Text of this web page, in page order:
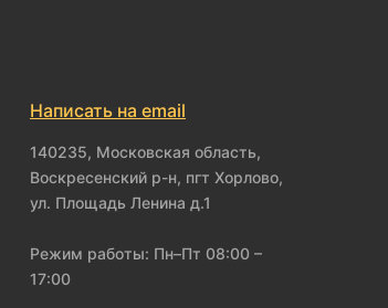
Написать на email
140235, Московская область,
Воскресенский р-н, пгт Хорлово,
ул. Площадь Ленина д.1
Режим работы: Пн–Пт 08:00 –
17:00